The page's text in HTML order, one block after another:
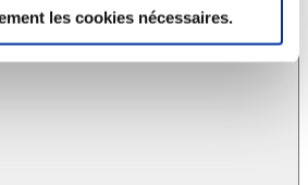
les cookies nécessaires.